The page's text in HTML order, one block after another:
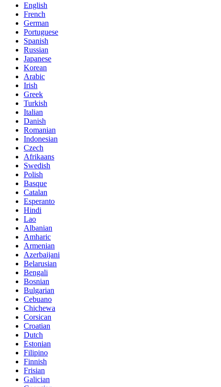
English
French
German
Portuguese
Spanish
Russian
Japanese
Korean
Arabic
Irish
Greek
Turkish
Italian
Danish
Romanian
Indonesian
Czech
Afrikaans
Swedish
Polish
Basque
Catalan
Esperanto
Hindi
Lao
Albanian
Amharic
Armenian
Azerbaijani
Belarusian
Bengali
Bosnian
Bulgarian
Cebuano
Chichewa
Corsican
Croatian
Dutch
Estonian
Filipino
Finnish
Frisian
Galician